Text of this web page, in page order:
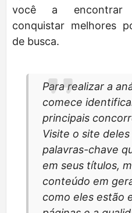
você a encontrar
conquistar melhores
de busca.
Para realizar a
comece
principais
Visite o site
palavras-chave
em seus títulos,
conteúdo em
como eles estão